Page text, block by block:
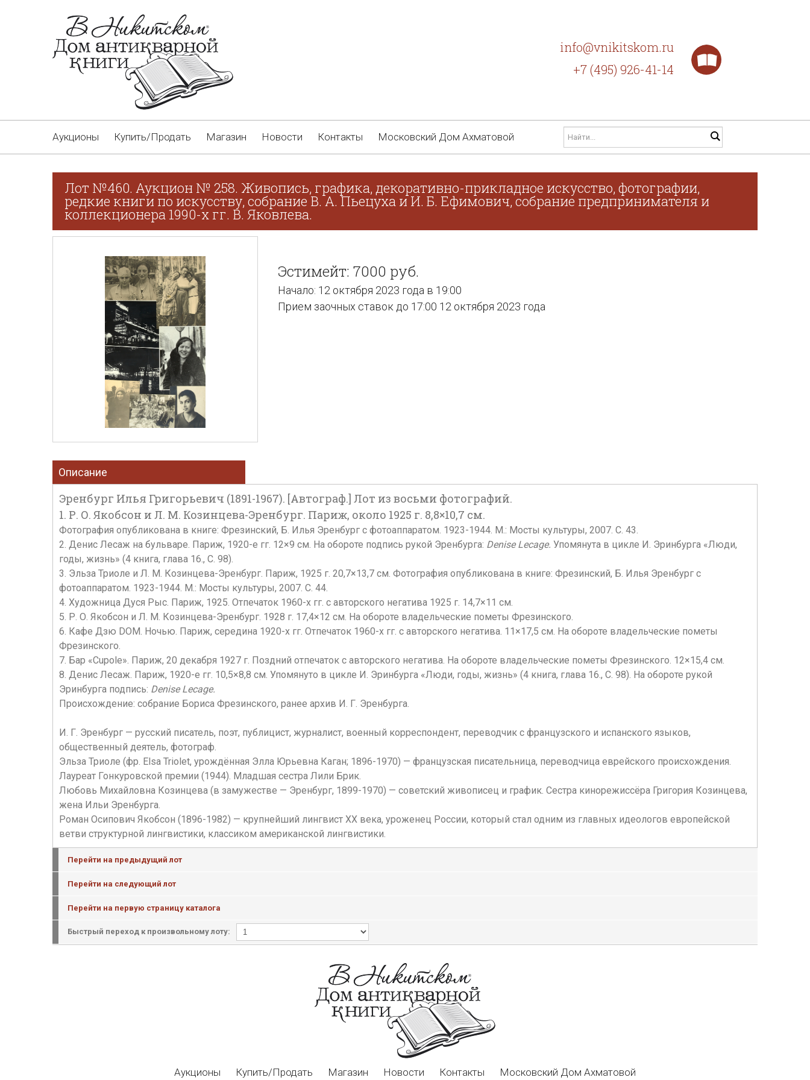
info@vnikitskom.ru
+7 (495) 926-41-14
Аукционы Купить/Продать Магазин Новости Контакты Московский Дом Ахматовой
Лот №460. Аукцион № 258. Живопись, графика, декоративно-прикладное искусство, фотографии,
редкие книги по искусству, собрание В. А. Пьецуха и И. Б. Ефимович, собрание предпринимателя и
коллекционера 1990-х гг. В. Яковлева.
Эстимейт: 7000 руб.
Начало: 12 октября 2023 года в 19:00
Прием заочных ставок до 17:00 12 октября 2023 года
Описание
Эренбург Илья Григорьевич (1891-1967). [Автограф.] Лот из восьми фотографий.
1. Р. О. Якобсон и Л. М. Козинцева-Эренбург. Париж, около 1925 г. 8,8×10,7 см.
Фотография опубликована в книге: Фрезинский, Б. Илья Эренбург с фотоаппаратом. 1923-1944. М.: Мосты культуры, 2007. С. 43.
2. Денис Лесаж на бульваре. Париж, 1920-е гг. 12×9 см. На обороте подпись рукой Эренбурга: Denise Lecage. Упомянута в цикле И. Эринбурга «Люди,
годы, жизнь» (4 книга, глава 16., С. 98).
3. Эльза Триоле и Л. М. Козинцева-Эренбург. Париж, 1925 г. 20,7×13,7 см. Фотография опубликована в книге: Фрезинский, Б. Илья Эренбург с
фотоаппаратом. 1923-1944. М.: Мосты культуры, 2007. С. 44.
4. Художница Дуся Рыс. Париж, 1925. Отпечаток 1960-х гг. с авторского негатива 1925 г. 14,7×11 см.
5. Р. О. Якобсон и Л. М. Козинцева-Эренбург. 1928 г. 17,4×12 см. На обороте владельческие пометы Фрезинского.
6. Кафе Дзю DOM. Ночью. Париж, середина 1920-х гг. Отпечаток 1960-х гг. с авторского негатива. 11×17,5 см. На обороте владельческие пометы
Фрезинского.
7. Бар «Сupole». Париж, 20 декабря 1927 г. Поздний отпечаток с авторского негатива. На обороте владельческие пометы Фрезинского. 12×15,4 см.
8. Денис Лесаж. Париж, 1920-е гг. 10,5×8,8 см. Упомянуто в цикле И. Эринбурга «Люди, годы, жизнь» (4 книга, глава 16., С. 98). На обороте рукой
Эринбурга подпись: Denise Lecage.
Происхождение: собрание Бориса Фрезинского, ранее архив И. Г. Эренбурга.
И. Г. Эренбург — русский писатель, поэт, публицист, журналист, военный корреспондент, переводчик с французского и испанского языков,
общественный деятель, фотограф.
Эльза Триоле (фр. Elsa Triolet, урождённая Элла Юрьевна Каган; 1896-1970) — французская писательница, переводчица еврейского происхождения.
Лауреат Гонкуровской премии (1944). Младшая сестра Лили Брик.
Любовь Михайловна Козинцева (в замужестве — Эренбург, 1899-1970) — советский живописец и график. Сестра кинорежиссёра Григория Козинцева,
жена Ильи Эренбурга.
Роман Осипович Якобсон (1896-1982) — крупнейший лингвист XX века, уроженец России, который стал одним из главных идеологов европейской
ветви структурной лингвистики, классиком американской лингвистики.
Перейти на предыдущий лот
Перейти на следующий лот
Перейти на первую страницу каталога
Быстрый переход к произвольному лоту:
Аукционы Купить/Продать Магазин Новости Контакты Московский Дом Ахматовой